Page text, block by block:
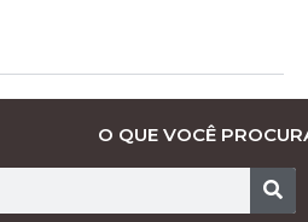
O QUE VOCÊ